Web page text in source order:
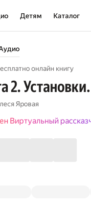
Детям Каталог
онлайн книгу
2.
Яровая
Виртуальный